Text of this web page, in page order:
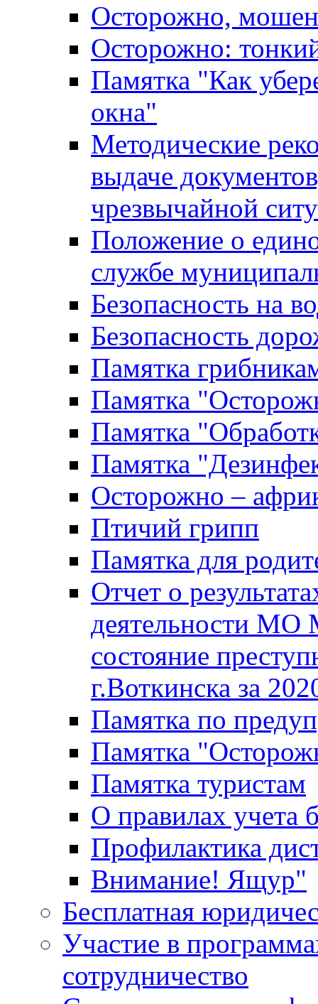
Осторожно,
Осторожно:
Памятка "Как
окна"
Методические
выдаче
чрезвычайной
Положение о
службе
Безопасность на
Безопасность
Памятка
Памятка
Памятка
Памятка
Осторожно –
Птичий грипп
Памятка для
Отчет о
деятельности МО
состояние
г.Воткинска за
Памятка по
Памятка
Памятка туристам
О правилах учета
Профилактика
Внимание! Ящур"
Бесплатная
Участие в
сотрудничество